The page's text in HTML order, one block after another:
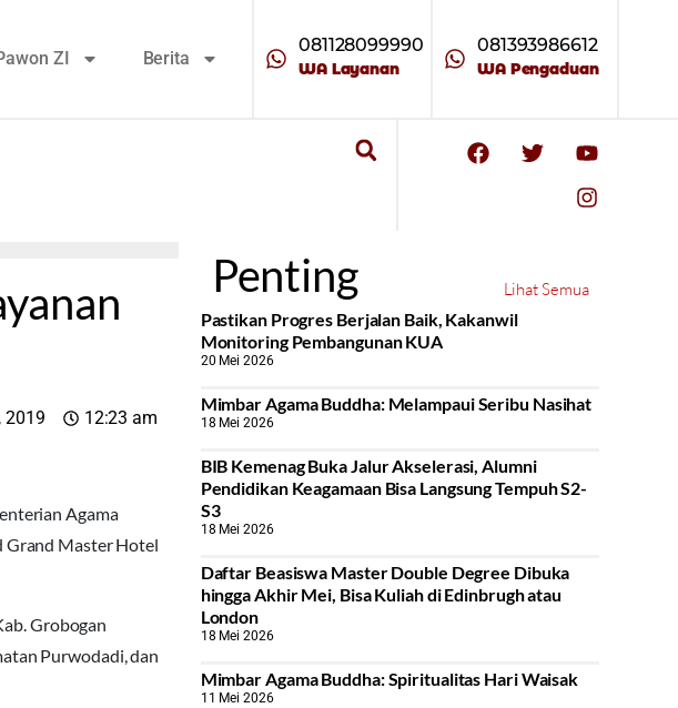
ZI Berita
081128099990
WA Layanan
081393986612
WA Pengaduan
2019 12:23 am
Agama
Grand Master Hotel
Grobogan
Purwodadi, dan
Penting
Lihat Semua
Pastikan Progres Berjalan Baik, Kakanwil
Monitoring Pembangunan KUA
20 Mei 2026
Mimbar Agama Buddha: Melampaui Seribu Nasihat
18 Mei 2026
BIB Kemenag Buka Jalur Akselerasi, Alumni
Pendidikan Keagamaan Bisa Langsung Tempuh S2-
S3
18 Mei 2026
Daftar Beasiswa Master Double Degree Dibuka
hingga Akhir Mei, Bisa Kuliah di Edinbrugh atau
London
18 Mei 2026
Mimbar Agama Buddha: Spiritualitas Hari Waisak
11 Mei 2026